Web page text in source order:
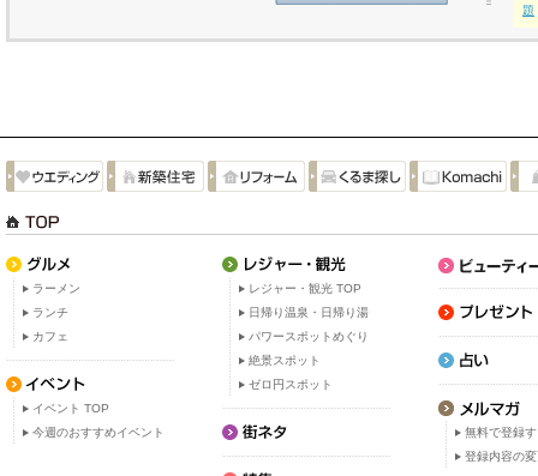
題
ラーメン
ランチ
カフェ
イベント TOP
今週のおすすめイベント
レジャー・観光 TOP
日帰り温泉・日帰り湯
パワースポットめぐり
絶景スポット
ゼロ円スポット
無料で登録
登録内容の